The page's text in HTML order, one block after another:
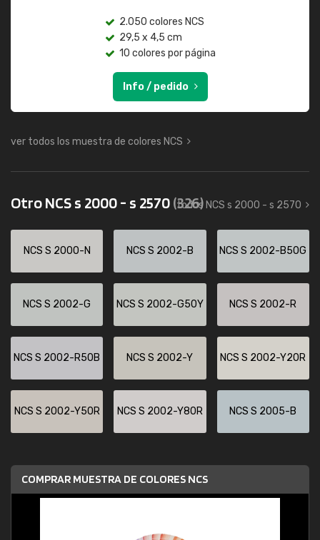
2.050 colores NCS
29,5 x 4,5 cm
10 colores por página
Info / pedido
ver todos los muestra de colores NCS
Otro NCS s 2000 - s 2570(326)
todos NCS s 2000 - s 2570
NCS S 2000-N NCS S 2002-B NCS S 2002-B50G
NCS S 2002-G NCS S 2002-G50Y NCS S 2002-R
NCS S 2002-R50B NCS S 2002-Y NCS S 2002-Y20R
NCS S 2002-Y50R NCS S 2002-Y80R NCS S 2005-B
COMPRAR MUESTRA DE COLORES NCS